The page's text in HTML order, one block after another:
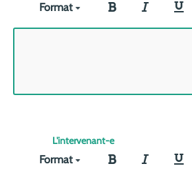
Format
L'intervenant-e
Format